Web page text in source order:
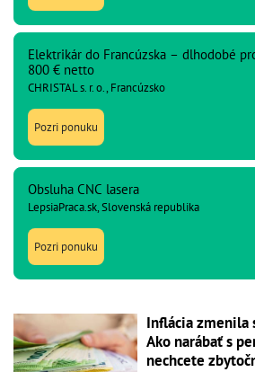
Elektrikár do Francúzska – dlhodobé
800 € netto
CHRISTAL s. r. o., Francúzsko
Pozri ponuku
Obsluha CNC lasera
LepsiaPraca.sk, Slovenská republika
Pozri ponuku
Inflácia zmenila
Ako narábať s
nechcete